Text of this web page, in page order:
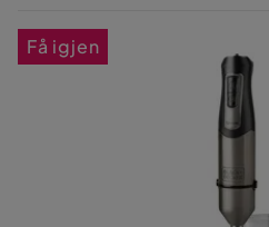
Få igjen